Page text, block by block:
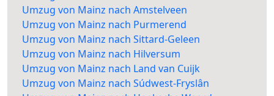
Umzug von Mainz nach Amstelveen
Umzug von Mainz nach Purmerend
Umzug von Mainz nach Sittard-Geleen
Umzug von Mainz nach Hilversum
Umzug von Mainz nach Land van Cuijk
Umzug von Mainz nach Súdwest-Fryslân